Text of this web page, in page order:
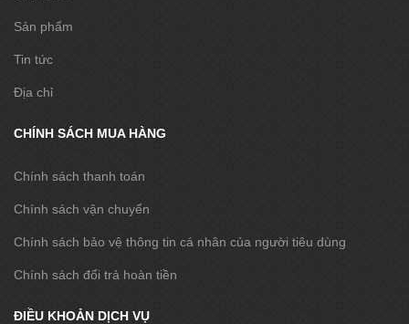
Sản phẩm
Tin tức
Địa chỉ
CHÍNH SÁCH MUA HÀNG
Chính sách thanh toán
Chính sách vận chuyển
Chính sách bảo vệ thông tin cá nhân của người tiêu dùng
Chính sách đổi trả hoàn tiền
ĐIỀU KHOẢN DỊCH VỤ